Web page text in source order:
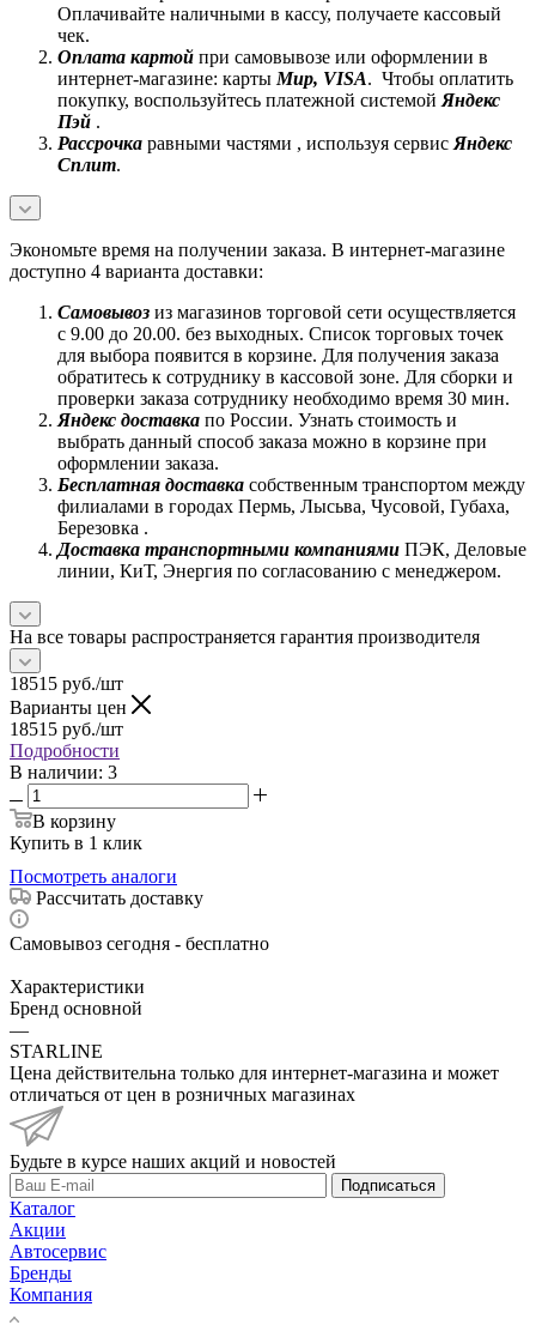
Оплачивайте наличными в кассу, получаете кассовый
чек.
Оплата картой при самовывозе или оформлении в
интернет-магазине: карты Mир, VISA. Чтобы оплатить
покупку, воспользуйтесь платежной системой Яндекс
Пэй .
Рассрочка равными частями , используя сервис Яндекс
Сплит.
Экономьте время на получении заказа. В интернет-магазине
доступно 4 варианта доставки:
Самовывоз из магазинов торговой сети осуществляется
с 9.00 до 20.00. без выходных. Список торговых точек
для выбора появится в корзине. Для получения заказа
обратитесь к сотруднику в кассовой зоне. Для сборки и
проверки заказа сотруднику необходимо время 30 мин.
Яндекс доставка по России. Узнать стоимость и
выбрать данный способ заказа можно в корзине при
оформлении заказа.
Бесплатная доставка собственным транспортом между
филиалами в городах Пермь, Лысьва, Чусовой, Губаха,
Березовка .
Доставка транспортными компаниями ПЭК, Деловые
линии, КиТ, Энергия по согласованию с менеджером.
На все товары распространяется гарантия производителя
18515 руб./шт
Варианты цен
18515 руб./шт
Подробности
В наличии: 3
В корзину
Купить в 1 клик
Посмотреть аналоги
Рассчитать доставку
Самовывоз сегодня - бесплатно
Характеристики
Бренд основной
—
STARLINE
Цена действительна только для интернет-магазина и может
отличаться от цен в розничных магазинах
Будьте в курсе наших акций и новостей
Подписаться
Каталог
Акции
Автосервис
Бренды
Компания